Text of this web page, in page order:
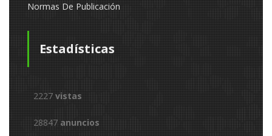
Normas De Publicación
Estadísticas
2227 vistas
28847 anuncios